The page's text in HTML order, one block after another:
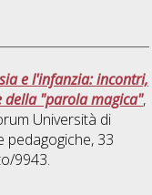
e l'infanzia: incontri,
"parola magica",
Università di
pedagogiche, 33
9943.